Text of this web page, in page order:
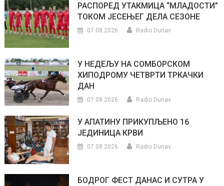
РАСПОРЕД УТАКМИЦА “МЛАДОСТИ”
ТОКОМ ЈЕСЕЊЕГ ДЕЛА СЕЗОНЕ
07.08.2026. Radio Dunav
У НЕДЕЉУ НА СОМБОРСКОМ
ХИПОДРОМУ ЧЕТВРТИ ТРКАЧКИ
ДАН
07.08.2026. Radio Dunav
У АПАТИНУ ПРИКУПЉЕНО 16
ЈЕДИНИЦА КРВИ
07.08.2026. Radio Dunav
БОДРОГ ФЕСТ ДАНАС И СУТРА У